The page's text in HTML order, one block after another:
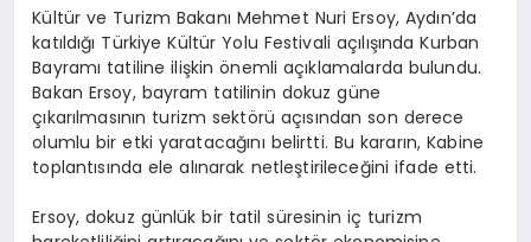
Kültür ve Turizm Bakanı Mehmet Nuri Ersoy, Aydın’da
katıldığı Türkiye Kültür Yolu Festivali açılışında Kurban
Bayramı tatiline ilişkin önemli açıklamalarda bulundu.
Bakan Ersoy, bayram tatilinin dokuz güne
çıkarılmasının turizm sektörü açısından son derece
olumlu bir etki yaratacağını belirtti. Bu kararın, Kabine
toplantısında ele alınarak netleştirileceğini ifade etti.
Ersoy, dokuz günlük bir tatil süresinin iç turizm